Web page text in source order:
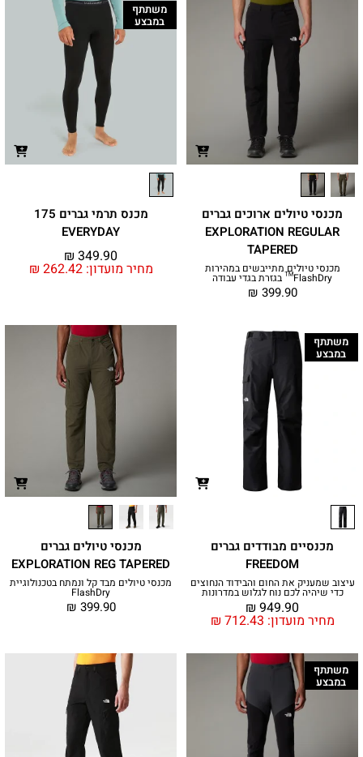
מכנסי טיולים ארוכים גברים
EXPLORATION REGULAR
TAPERED
מכנסי טיולים מתייבשים במהירות
FlashDry™ בגזרת בגדי עבודה
₪ 399.90
משתתף
במבצע
מכנס תרמי גברים 175
EVERYDAY
מחיר מועדון: ₪ 262.42
₪ 349.90
משתתף
במבצע
מכנסיים מבודדים גברים
FREEDOM
עיצוב שמעניק את החום והבידוד הנחוצים
כדי שיהיה לכם נוח לגלוש במדרונות
מחיר מועדון: ₪ 712.43
₪ 949.90
מכנסי טיולים גברים
EXPLORATION REG TAPERED
מכנסי טיולים מבד קל ונמתח בטכנולוגיית
FlashDry
₪ 399.90
משתתף
במבצע